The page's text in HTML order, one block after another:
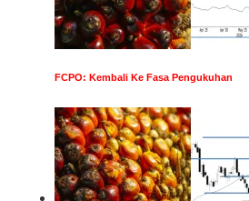
FCPO: Kembali Ke Fasa Pengukuhan